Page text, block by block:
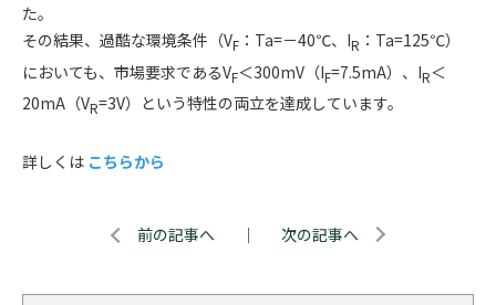
た。
その結果、過酷な環境条件（VF ：Ta=－40℃、IR ：Ta=125℃）
においても、市場要求であるVF＜300mV（IF=7.5mA）、IR＜
20mA（VR=3V）という特性の両立を達成しています。
詳しくは こちらから
前の記事へ ｜ 次の記事へ